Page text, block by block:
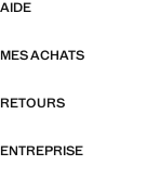
AIDE
MES ACHATS
RETOURS
ENTREPRISE